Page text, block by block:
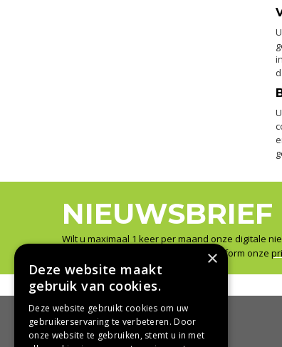
NIEUWSBRIEF
Wilt u maximaal 1 keer per maand onze digitale
Wij slaan uw gegevens secuur op conform onze
×
Deze website maakt
gebruik van cookies.
Deze website gebruikt cookies om uw
gebruikerservaring te verbeteren. Door
onze website te gebruiken, stemt u in met